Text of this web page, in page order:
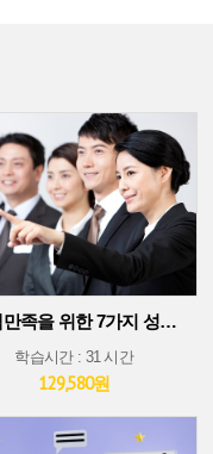
고객만족을 위한 7가지 성공 가이드
학습시간 : 31 시간
129,580원